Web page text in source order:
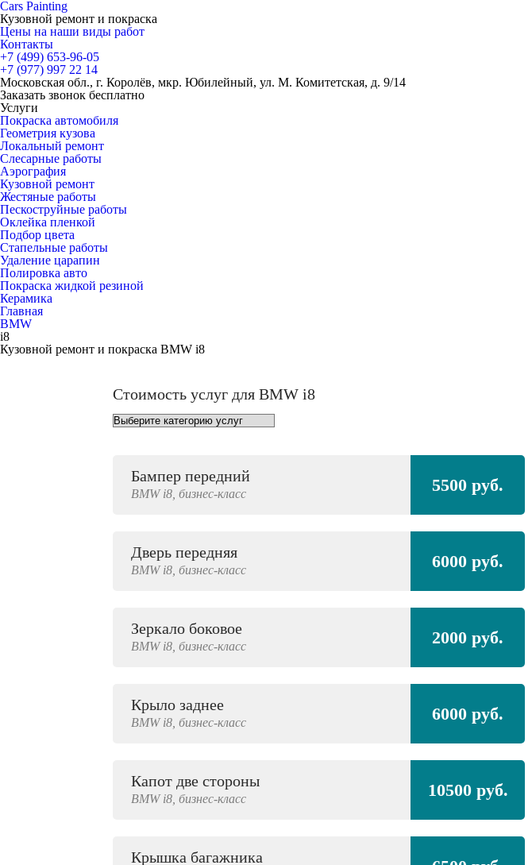
Cars Painting
Кузовной ремонт и покраска
Цены на наши виды работ
Контакты
+7 (499) 653-96-05
+7 (977) 997 22 14
Московская обл., г. Королёв, мкр. Юбилейный, ул. М. Комитетская, д. 9/14
Заказать звонок бесплатно
Услуги
Покраска автомобиля
Геометрия кузова
Локальный ремонт
Слесарные работы
Аэрография
Кузовной ремонт
Жестяные работы
Пескоструйные работы
Оклейка пленкой
Подбор цвета
Стапельные работы
Удаление царапин
Полировка авто
Покраска жидкой резиной
Керамика
Главная
BMW
i8
Кузовной ремонт и покраска BMW i8
Стоимость услуг для BMW i8
Бампер передний
BMWi8, бизнес-класс 5500 руб.
Дверь передняя
BMWi8, бизнес-класс 6000 руб.
Зеркало боковое
BMWi8, бизнес-класс 2000 руб.
Крыло заднее
BMWi8, бизнес-класс 6000 руб.
Капот две стороны
BMWi8, бизнес-класс 10500 руб.
Крышка багажника